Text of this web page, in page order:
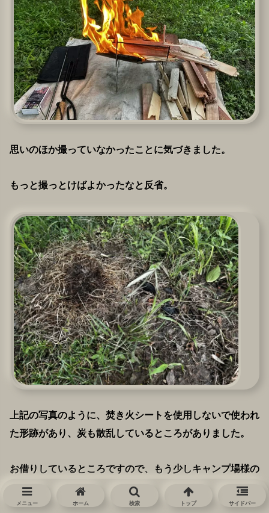
思いのほか撮っていなかったことに気づきました。
もっと撮っとけばよかったなと反省。
上記の写真のように、焚き火シートを使用しないで使われ
た形跡があり、炭も散乱しているところがありました。
お借りしているところですので、もう少しキャンプ場様の
負担を減らせるよう利用者は配慮願いたいと思います。
メニュー ホーム 検索 トップ サイドバー